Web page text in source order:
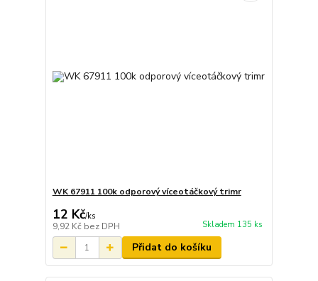
WK 67911 100k odporový víceotáčkový trimr
12 Kč/ks
9,92 Kč bez DPH Skladem 135 ks
Přidat do košíku